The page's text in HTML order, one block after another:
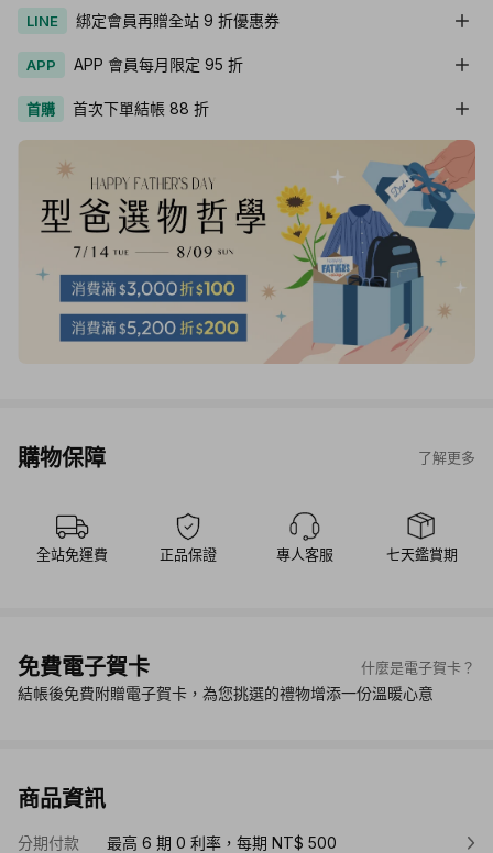
LINE 綁定會員再贈全站 9 折優惠券
APP APP 會員每月限定 95 折
首購 首次下單結帳 88 折
購物保障 了解更多
全站免運費 正品保證 專人客服 七天鑑賞期
免費電子賀卡 什麼是電子賀卡？
結帳後免費附贈電子賀卡，為您挑選的禮物增添一份溫暖心意
商品資訊
分期付款
最高 6 期 0 利率，每期 NT$ 500